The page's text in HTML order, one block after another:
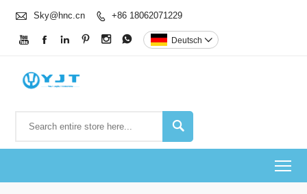
 Sky@hnc.cn  +86 18062071229
      Deutsch 
